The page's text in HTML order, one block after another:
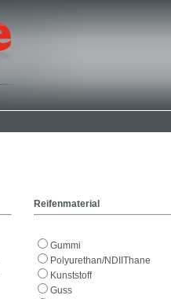
Reifenmaterial
Gummi
Polyurethan/NDIIThane
Kunststoff
Guss